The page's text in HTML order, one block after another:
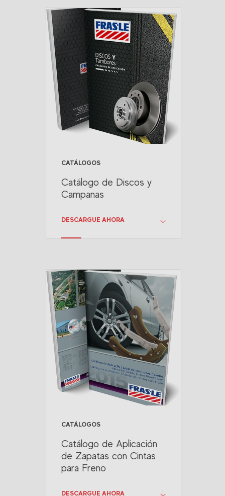
CATÁLOGOS
Catálogo de Discos y
Campanas
DESCARGUE AHORA
CATÁLOGOS
Catálogo de Aplicación
de Zapatas con Cintas
para Freno
DESCARGUE AHORA